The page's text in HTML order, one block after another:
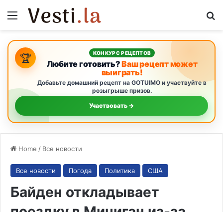
Menu
🏆 КОНКУРС РЕЦЕПТОВ
Любите готовить?Ваш рецепт может
выиграть!
Добавьте домашний рецепт на GOTUIMO и участвуйте в
розыгрыше призов.
Участвовать →
Home / Все новости
Все новости Погода Политика США
Байден откладывает